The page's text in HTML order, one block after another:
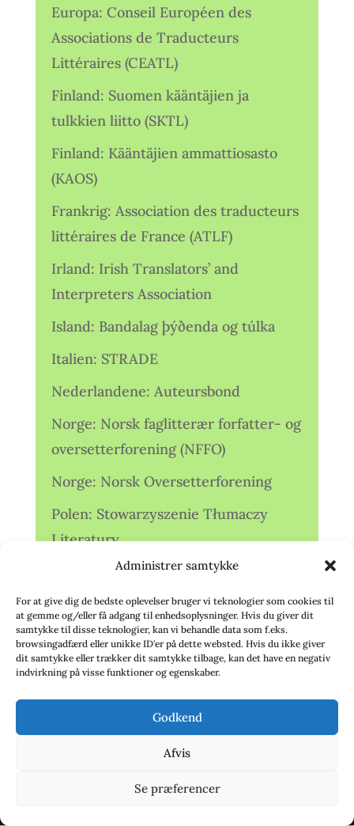
Administrer samtykke
For at give dig de bedste oplevelser bruger vi teknologier som cookies til
at gemme og/eller få adgang til enhedsoplysninger. Hvis du giver dit
samtykke til disse teknologier, kan vi behandle data som f.eks.
browsingadfærd eller unikke ID'er på dette websted. Hvis du ikke giver
dit samtykke eller trækker dit samtykke tilbage, kan det have en negativ
indvirkning på visse funktioner og egenskaber.
Godkend
Afvis
Se præferencer
Europa: Conseil Européen des
Associations de Traducteurs
Littéraires (CEATL)
Finland: Suomen kääntäjien ja
tulkkien liitto (SKTL)
Finland: Kääntäjien ammattiosasto
(KAOS)
Frankrig: Association des traducteurs
littéraires de France (ATLF)
Irland: Irish Translators’ and
Interpreters Association
Island: Bandalag þýðenda og túlka
Italien: STRADE
Nederlandene: Auteursbond
Norge: Norsk faglitterær forfatter- og
oversetterforening (NFFO)
Norge: Norsk Oversetterforening
Polen: Stowarzyszenie Tłumaczy
Literatury
Storbritannien: Translators
Association (TA)
Sverige: Översättarsektionen (Ö.)
Sverige: Översättarcentrum (ÖC)
deutschsprachiger Übersetzer (VdÜ)
© 2020 - Babelfisken